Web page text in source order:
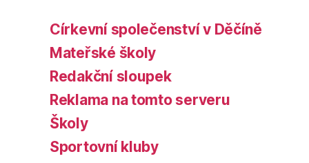
Církevní společenství v Děčíně
Mateřské školy
Redakční sloupek
Reklama na tomto serveru
Školy
Sportovní kluby